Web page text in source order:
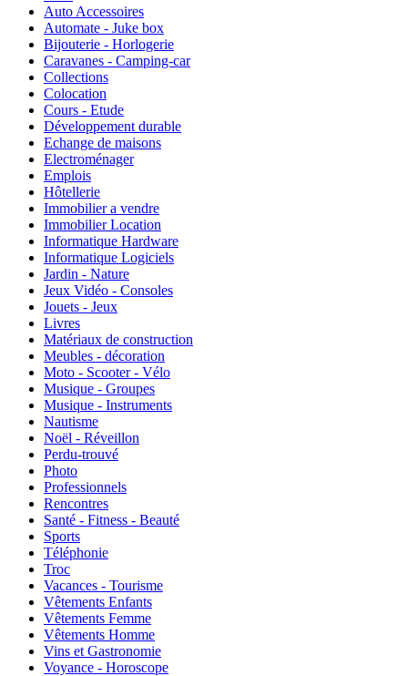
Auto Accessoires
Automate - Juke box
Bijouterie - Horlogerie
Caravanes - Camping-car
Collections
Colocation
Cours - Etude
Développement durable
Echange de maisons
Electroménager
Emplois
Hôtellerie
Immobilier a vendre
Immobilier Location
Informatique Hardware
Informatique Logiciels
Jardin - Nature
Jeux Vidéo - Consoles
Jouets - Jeux
Livres
Matériaux de construction
Meubles - décoration
Moto - Scooter - Vélo
Musique - Groupes
Musique - Instruments
Nautisme
Noël - Réveillon
Perdu-trouvé
Photo
Professionnels
Rencontres
Santé - Fitness - Beauté
Sports
Téléphonie
Troc
Vacances - Tourisme
Vêtements Enfants
Vêtements Femme
Vêtements Homme
Vins et Gastronomie
Voyance - Horoscope